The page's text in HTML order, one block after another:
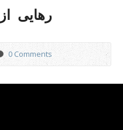
رهایی
0 Comments